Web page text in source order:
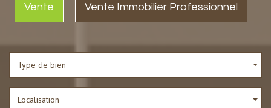
Vente Vente Immobilier Professionnel
Type de bien
Localisation